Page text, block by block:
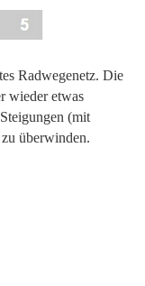
Radwegenetz. Die
wieder etwas
(mit
überwinden.